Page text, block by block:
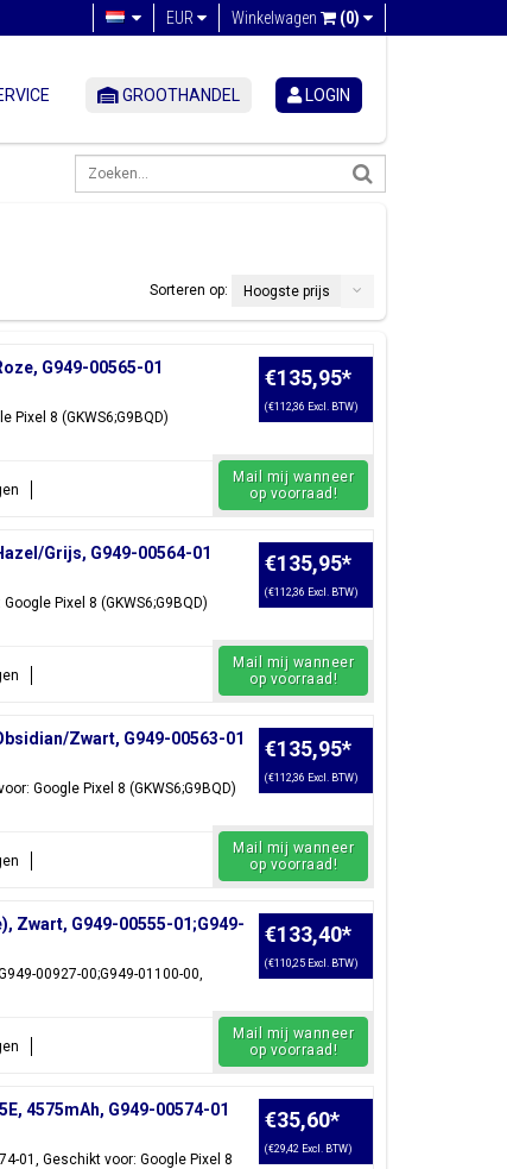
Winkelwagen (0)
EUR
GROOTHANDEL LOGIN
Sorteren op:
Hoogste prijs
G949-00565-01
Pixel 8 (GKWS6;G9BQD)
€135,95*
(€112,36 Excl. BTW)
Mail mij wanneer
op voorraad!
Grijs, G949-00564-01
Pixel 8 (GKWS6;G9BQD)
€135,95*
(€112,36 Excl. BTW)
Mail mij wanneer
op voorraad!
Zwart, G949-00563-01
Google Pixel 8 (GKWS6;G9BQD)
€135,95*
(€112,36 Excl. BTW)
Mail mij wanneer
op voorraad!
Zwart, G949-00555-01;G949-
00927-00;G949-01100-00,
€133,40*
(€110,25 Excl. BTW)
Mail mij wanneer
op voorraad!
4575mAh, G949-00574-01
01, Geschikt voor: Google Pixel 8
€35,60*
(€29,42 Excl. BTW)